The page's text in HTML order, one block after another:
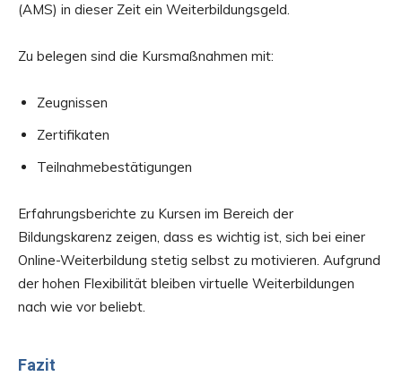
(AMS) in dieser Zeit ein Weiterbildungsgeld.
Zu belegen sind die Kursmaßnahmen mit:
Zeugnissen
Zertifikaten
Teilnahmebestätigungen
Erfahrungsberichte zu Kursen im Bereich der
Bildungskarenz zeigen, dass es wichtig ist, sich bei einer
Online-Weiterbildung stetig selbst zu motivieren. Aufgrund
der hohen Flexibilität bleiben virtuelle Weiterbildungen
nach wie vor beliebt.
Fazit